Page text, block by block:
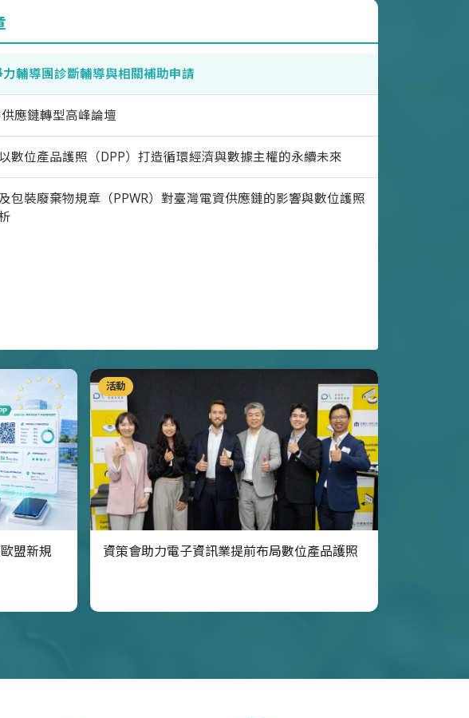
輔導團診斷輔導與相關補助申請
應鏈轉型高峰論壇
數位產品護照（DPP）打造循環經濟與數據主權的永續未來
包裝廢棄物規章（PPWR）對臺灣電資供應鏈的影響與數位護照
盟新規
活動
資策會助力電子資訊業提前布局數位產品護照